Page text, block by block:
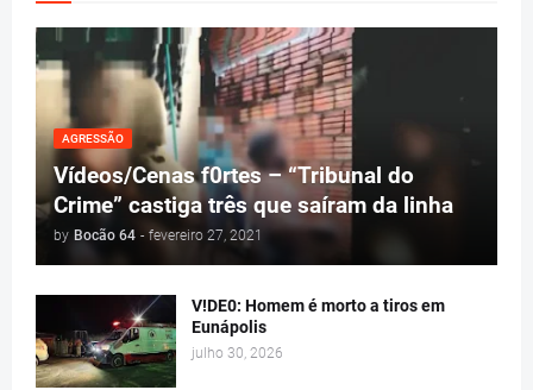
AGRESSÃO
Vídeos/Cenas f0rtes – “Tribunal do
Crime” castiga três que saíram da linha
by Bocão 64 - fevereiro 27, 2021
V!DE0: Homem é morto a tiros em
Eunápolis
julho 30, 2026